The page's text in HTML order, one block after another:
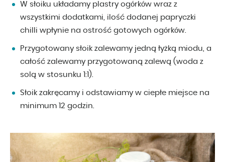
W słoiku układamy plastry ogórków wraz z
wszystkimi dodatkami, ilość dodanej papryczki
chilli wpłynie na ostrość gotowych ogórków.
Przygotowany słoik zalewamy jedną łyżką miodu, a
całość zalewamy przygotowaną zalewą (woda z
solą w stosunku 1:1).
Słoik zakręcamy i odstawiamy w ciepłe miejsce na
minimum 12 godzin.